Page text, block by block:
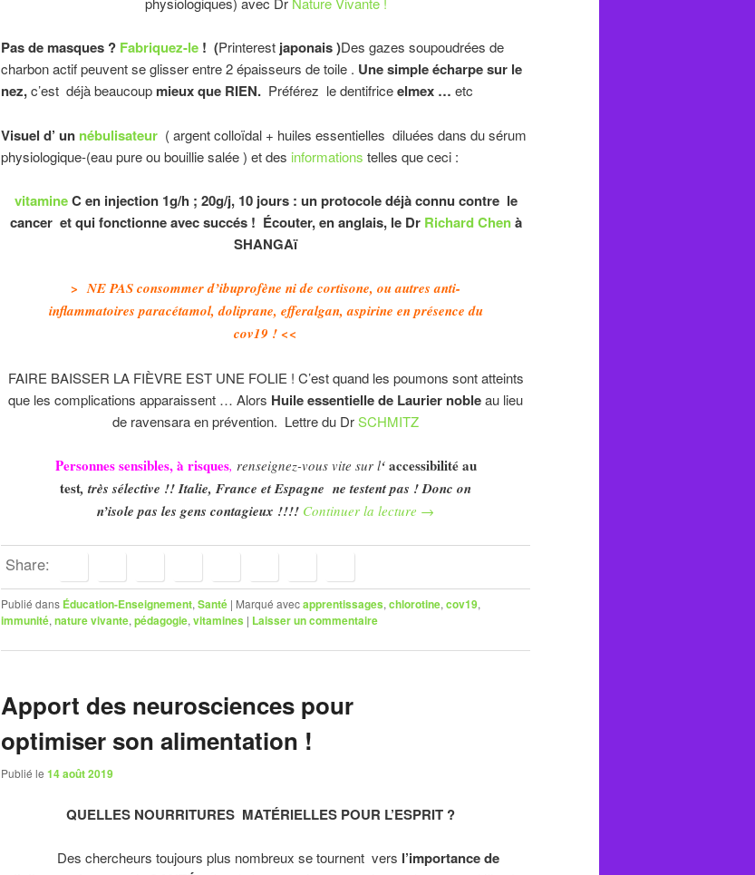
Pas de masques ? Fabriquez-le ! (Printerest japonais )Des gazes soupoudrées de
charbon actif peuvent se glisser entre 2 épaisseurs de toile . Une simple écharpe sur le
nez,c’est déjà beaucoup mieux que RIEN. Préférez le dentifriceelmex … etc
Visuel d’ un nébulisateur ( argent colloïdal + huiles essentielles diluées dans du sérum
physiologique-(eau pure ou bouillie salée ) et des informations telles que ceci :
vitamineC en injection 1g/h ; 20g/j, 10 jours : un protocole déjà connu contre le
cancer et qui fonctionne avec succés ! Écouter, en anglais, le Dr Richard Chenà
SHANGAï
> NE PAS consommer d’ibuprofène ni de cortisone, ou autres anti-
inflammatoires paracétamol, doliprane, efferalgan, aspirine en présence du
cov19 ! <<
FAIRE BAISSER LA FIÈVRE EST UNE FOLIE ! C’est quand les poumons sont atteints
que les complications apparaissent … Alors Huile essentielle de Laurier nobleau lieu
de ravensara en prévention. Lettre du DrSCHMITZ
Personnes sensibles, à risques, renseignez-vous vite sur l‘accessibilité au
test, très sélective !! Italie, France et Espagne ne testent pas ! Donc on
n’isole pas les gens contagieux !!!! Continuer la lecture →
Share:
Publié dans Éducation-Enseignement, Santé | Marqué avecapprentissages, chlorotine, cov19,
immunité, nature vivante, pédagogie, vitamines | Laisser un commentaire
Apport des neurosciences pour
optimiser son alimentation !
Publié le 14 août 2019
QUELLES NOURRITURES MATÉRIELLES POUR L’ESPRIT ?
Des chercheurs toujours plus nombreux se tournent vers l’importance de